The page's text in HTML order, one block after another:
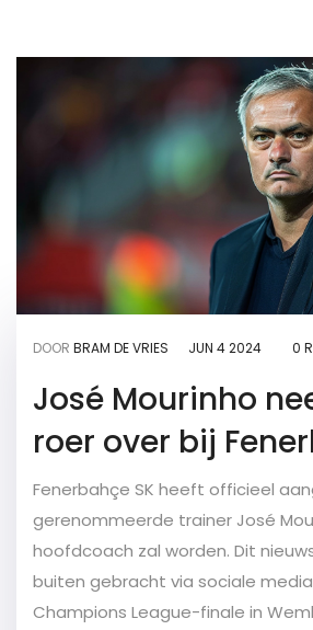
DOOR BRAM DE VRIES JUN 4 2024 0
José Mourinho
roer over bij
Fenerbahçe SK heeft officieel
gerenommeerde trainer José
hoofdcoach zal worden. Dit
buiten gebracht via sociale
Champions League-finale in